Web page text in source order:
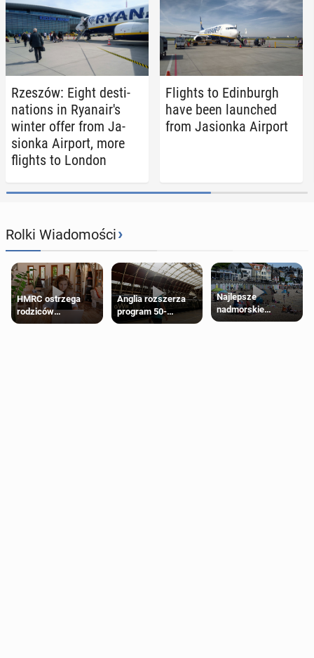
Rzeszów: Eight des­ti­
na­tions in Ryanair's
winter offer from Ja­
sion­ka Airport, more
flights to London
Flights to Ed­in­burgh
have been launched
from Ja­sion­ka Airport
Rolki Wiadomości›
HMRC ostrzega
rodziców
pobierających Child
Anglia rozszerza
program 50-
procentowych
Najlepsze
nadmorskie
miasteczko blisko